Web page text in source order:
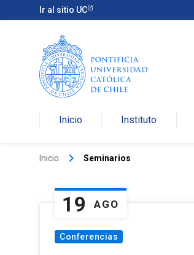
Ir al sitio UC
Inicio Instituto
Inicio keyboard_arrow_right Seminarios
19 AGO
Conferencias